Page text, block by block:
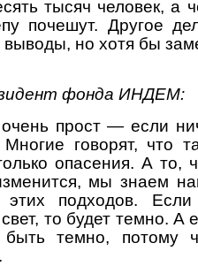
тысяч человек, а
почешут. Другое
выводы, но хотя бы
фонда ИНДЕМ:
прост — если
говорят, что
опасения. А то,
мы знаем
этих подходов.
то будет темно. А
темно, потому